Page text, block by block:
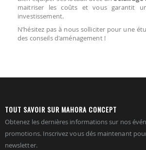
maitriser les coûts et vous garantit
investissement.
N’hésitez pas à nous solliciter pour une
des conseils d'aménagement !
TOUT SAVOIR SUR MAHORA CONCEPT
Obtenez les dernières informations sur nos
promotions. Inscrivez vous dés maintenant
newsletter.